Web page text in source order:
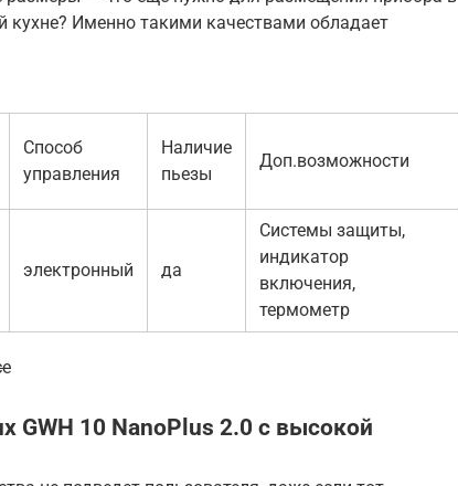
кухне? Именно такими качествами обладает
Способ
управления
Наличие
пьезы
Доп.возможности
электронный да
Системы защиты,
индикатор
включения,
термометр
GWH 10 NanoPlus 2.0 с высокой